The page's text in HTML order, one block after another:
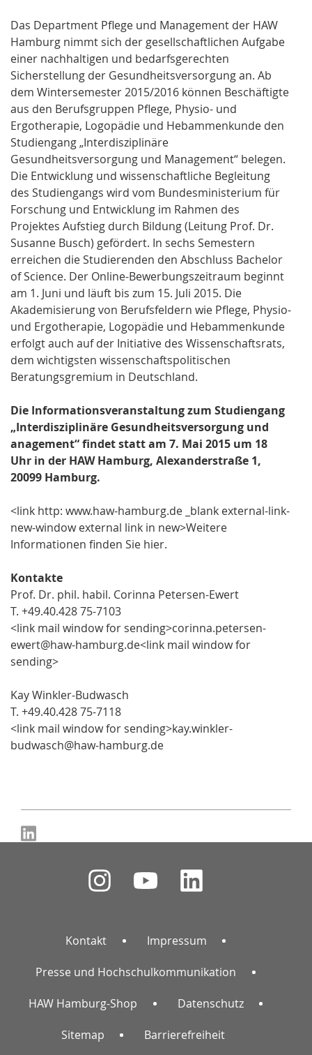
Das Department Pflege und Management der HAW
Hamburg nimmt sich der gesellschaftlichen Aufgabe
einer nachhaltigen und bedarfsgerechten
Sicherstellung der Gesundheitsversorgung an. Ab
dem Wintersemester 2015/2016 können Beschäftigte
aus den Berufsgruppen Pflege, Physio- und
Ergotherapie, Logopädie und Hebammenkunde den
Studiengang „Interdisziplinäre
Gesundheitsversorgung und Management“ belegen.
Die Entwicklung und wissenschaftliche Begleitung
des Studiengangs wird vom Bundesministerium für
Forschung und Entwicklung im Rahmen des
Projektes Aufstieg durch Bildung (Leitung Prof. Dr.
Susanne Busch) gefördert. In sechs Semestern
erreichen die Studierenden den Abschluss Bachelor
of Science. Der Online-Bewerbungszeitraum beginnt
am 1. Juni und läuft bis zum 15. Juli 2015. Die
Akademisierung von Berufsfeldern wie Pflege, Physio-
und Ergotherapie, Logopädie und Hebammenkunde
erfolgt auch auf der Initiative des Wissenschaftsrats,
dem wichtigsten wissenschaftspolitischen
Beratungsgremium in Deutschland.
Die Informationsveranstaltung zum Studiengang
„Interdisziplinäre Gesundheitsversorgung und
anagement“ findet statt am 7. Mai 2015 um 18
Uhr in der HAW Hamburg, Alexanderstraße 1,
20099 Hamburg.
<link http: www.haw-hamburg.de _blank external-link-
new-window external link in new>Weitere
Informationen finden Sie hier.
Kontakte
Prof. Dr. phil. habil. Corinna Petersen-Ewert
T. +49.40.428 75-7103
<link mail window for sending>corinna.petersen-
ewert@haw-hamburg.de<link mail window for
sending>
Kay Winkler-Budwasch
T. +49.40.428 75-7118
<link mail window for sending>kay.winkler-
budwasch@haw-hamburg.de
Kontakt Impressum
Presse und Hochschulkommunikation
HAW Hamburg-Shop Datenschutz
Sitemap Barrierefreiheit